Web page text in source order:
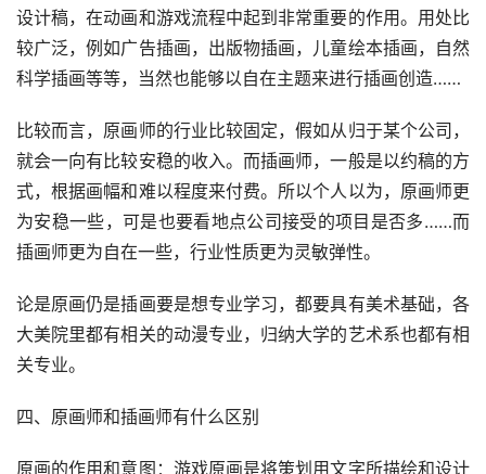
设计稿，在动画和游戏流程中起到非常重要的作用。用处比
较广泛，例如广告插画，出版物插画，儿童绘本插画，自然
科学插画等等，当然也能够以自在主题来进行插画创造……
比较而言，原画师的行业比较固定，假如从归于某个公司，
就会一向有比较安稳的收入。而插画师，一般是以约稿的方
式，根据画幅和难以程度来付费。所以个人以为，原画师更
为安稳一些，可是也要看地点公司接受的项目是否多……而
插画师更为自在一些，行业性质更为灵敏弹性。
论是原画仍是插画要是想专业学习，都要具有美术基础，各
大美院里都有相关的动漫专业，归纳大学的艺术系也都有相
关专业。
四、原画师和插画师有什么区别
原画的作用和意图：游戏原画是将策划用文字所描绘和设计